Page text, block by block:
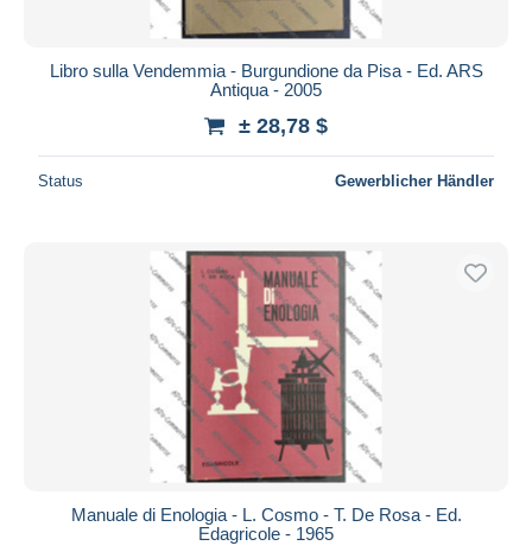
Libro sulla Vendemmia - Burgundione da Pisa - Ed. ARS
Antiqua - 2005
± 28,78 $
Status Gewerblicher Händler
Manuale di Enologia - L. Cosmo - T. De Rosa - Ed.
Edagricole - 1965